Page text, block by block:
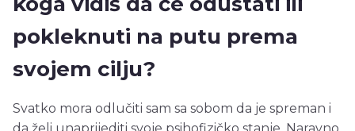
pokleknuti na putu prema
svojem cilju?
Svatko mora odlučiti sam sa sobom da je spreman i